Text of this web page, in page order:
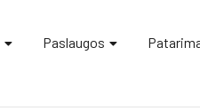
Paslaugos